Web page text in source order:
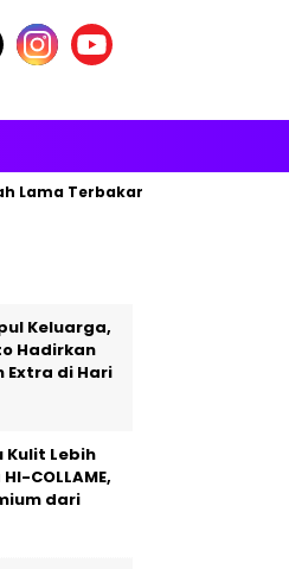
Terbakar, Paris Hilton Pindah
Keluarga,
Hadirkan
Extra di Hari
Kulit Lebih
COLLAME,
dari